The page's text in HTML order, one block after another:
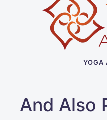
YOGA
And Also